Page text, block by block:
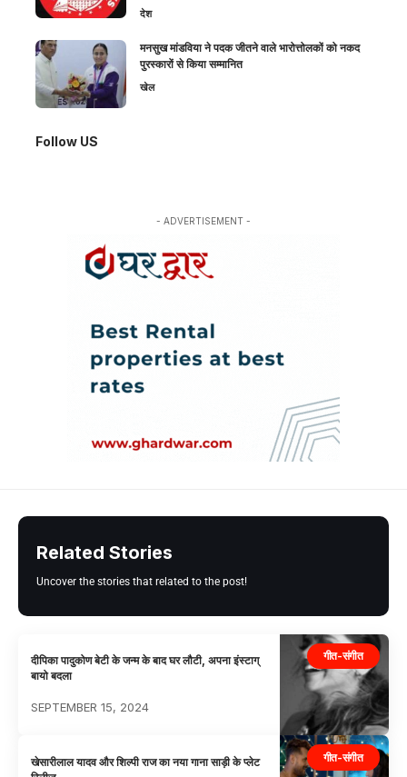
देश
मनसुख मांडविया ने पदक जीतने वाले भारोत्तोलकों को नकद
पुरस्कारों से किया सम्मानित
खेल
Follow US
- ADVERTISEMENT -
Related Stories
Uncover the stories that related to the post!
गीत-संगीत
दीपिका पादुकोण बेटी के जन्म के बाद घर लौटी, अपना इंस्टाग्
बायो बदला
SEPTEMBER 15, 2024
गीत-संगीत
खेसारीलाल यादव और शिल्पी राज का नया गाना साड़ी के प्लेट